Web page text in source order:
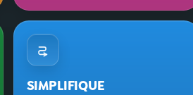
SIMPLIFIQUE